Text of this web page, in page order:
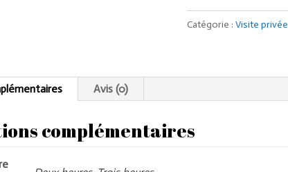
guidée
privée
Catégorie :Visite privée
Avis (0)
complémentaires